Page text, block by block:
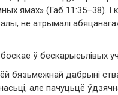
ямах» (Габ 11:35–38).
не атрымалі
ў бескарысьлівых
бязьмежнай дабрыні
але пачуцьцё